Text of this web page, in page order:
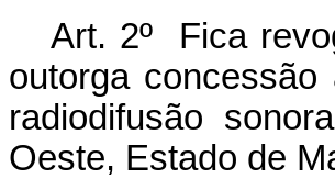
Art. 2º Fica
outorga
radiodifusão
Oeste, Estado de